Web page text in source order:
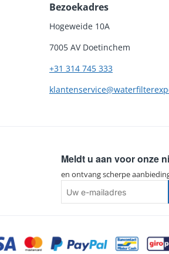
Bezoekadres
Hogeweide 10A
7005 AV Doetinchem
+31 314 745 333
Meldt u aan voor onze
en ontvang scherpe
e-